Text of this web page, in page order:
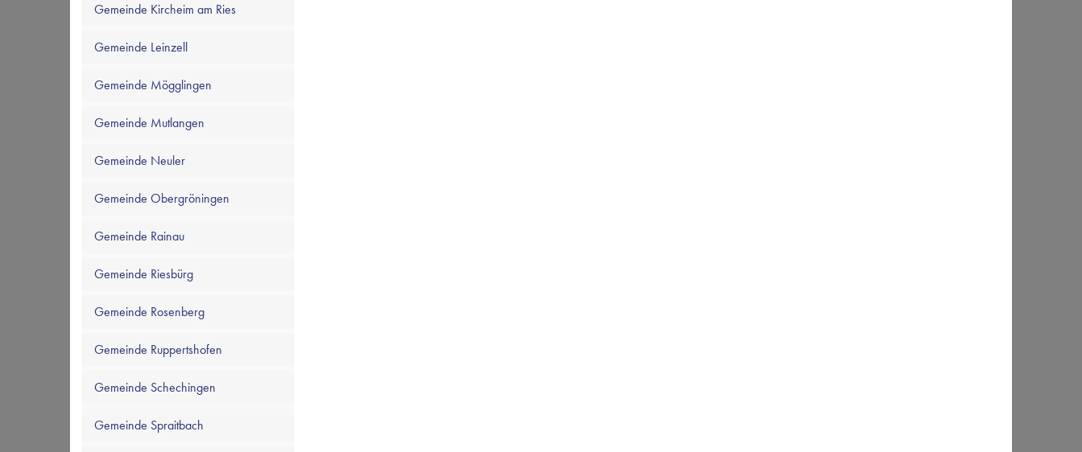
Gemeinde Kircheim am Ries
Gemeinde Leinzell
Gemeinde Mögglingen
Gemeinde Mutlangen
Gemeinde Neuler
Gemeinde Obergröningen
Gemeinde Rainau
Gemeinde Riesbürg
Gemeinde Rosenberg
Gemeinde Ruppertshofen
Gemeinde Schechingen
Gemeinde Spraitbach